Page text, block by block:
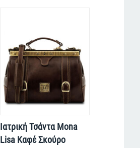
Ιατρική Τσάντα Mona
Lisa Καφέ Σκούρο